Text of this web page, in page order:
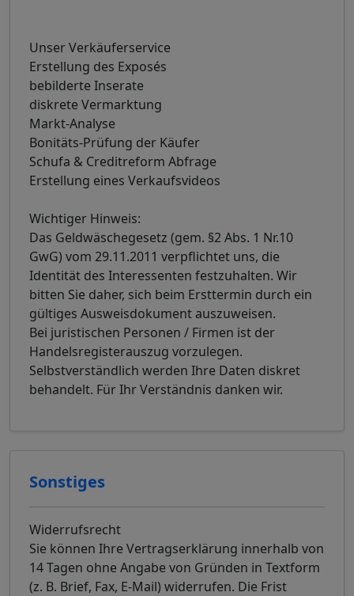
Unser Verkäuferservice
Erstellung des Exposés
bebilderte Inserate
diskrete Vermarktung
Markt-Analyse
Bonitäts-Prüfung der Käufer
Schufa & Creditreform Abfrage
Erstellung eines Verkaufsvideos
Wichtiger Hinweis:
Das Geldwäschegesetz (gem. §2 Abs. 1 Nr.10
GwG) vom 29.11.2011 verpflichtet uns, die
Identität des Interessenten festzuhalten. Wir
bitten Sie daher, sich beim Ersttermin durch ein
gültiges Ausweisdokument auszuweisen.
Bei juristischen Personen / Firmen ist der
Handelsregisterauszug vorzulegen.
Selbstverständlich werden Ihre Daten diskret
behandelt. Für Ihr Verständnis danken wir.
Sonstiges
Widerrufsrecht
Sie können Ihre Vertragserklärung innerhalb von
14 Tagen ohne Angabe von Gründen in Textform
(z. B. Brief, Fax, E-Mail) widerrufen. Die Frist